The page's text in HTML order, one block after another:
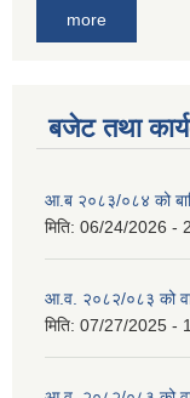
more
बजेट तथा
आ.ब २०८३/०८४ को
मिति: 06/24/2026 -
आ.व. २०८२/०८३ को
मिति: 07/27/2025 -